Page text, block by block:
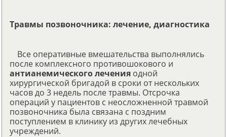
Травмы позвоночника: лечение, диагностика
Все оперативные вмешательства выполнялись
после комплексного противошокового и
антианемического лечения одной
хирургической бригадой в сроки от нескольких
часов до 3 недель после травмы. Отсрочка
операций у пациентов с неосложненной травмой
позвоночника была связана с поздним
поступлением в клинику из других лечебных
учреждений.